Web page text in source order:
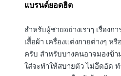
แบรนด์ยอดฮิต
สำหรับผู้ชายอย่างเราๆ เรื่องก
เสื้อผ้า เครื่องแต่งกายต่างๆ ห
ครับ สำหรับบางคนอาจมองข้า
ใส่จะทำให้สบายตัว ไม่อึดอัด